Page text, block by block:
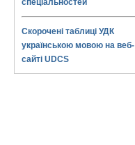
спеціальностей
Скорочені таблиці УДК
українською мовою на веб-
сайті UDCS